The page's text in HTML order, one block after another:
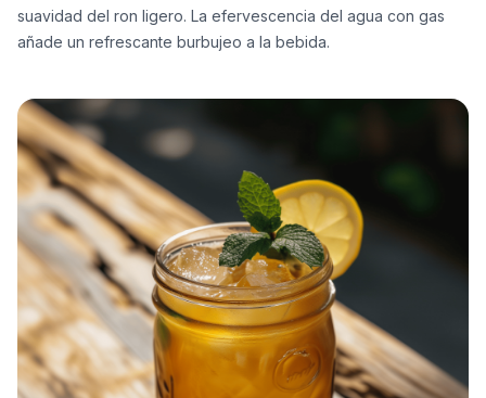
suavidad del ron ligero. La efervescencia del agua con gas
añade un refrescante burbujeo a la bebida.